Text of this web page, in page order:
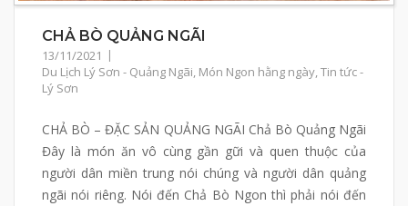
CHẢ BÒ QUẢNG NGÃI
13/11/2021
Du Lịch Lý Sơn - Quảng Ngãi, Món Ngon hằng ngày,Tin tức -
Lý Sơn
CHẢ BÒ – ĐẶC SẢN QUẢNG NGÃI Chả Bò Quảng Ngãi
Đây là món ăn vô cùng gần gữi và quen thuộc của
người dân miền trung nói chúng và người dân quảng
ngãi nói riêng. Nói đến Chả Bò Ngon thì phải nói đến